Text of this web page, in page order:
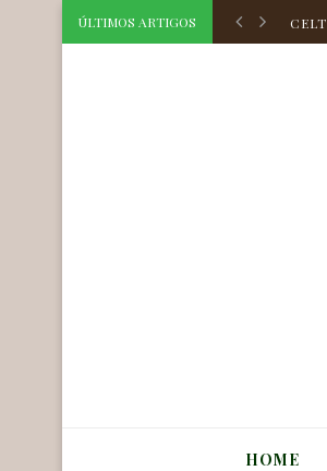
ÚLTIMOS ARTIGOS
HOME